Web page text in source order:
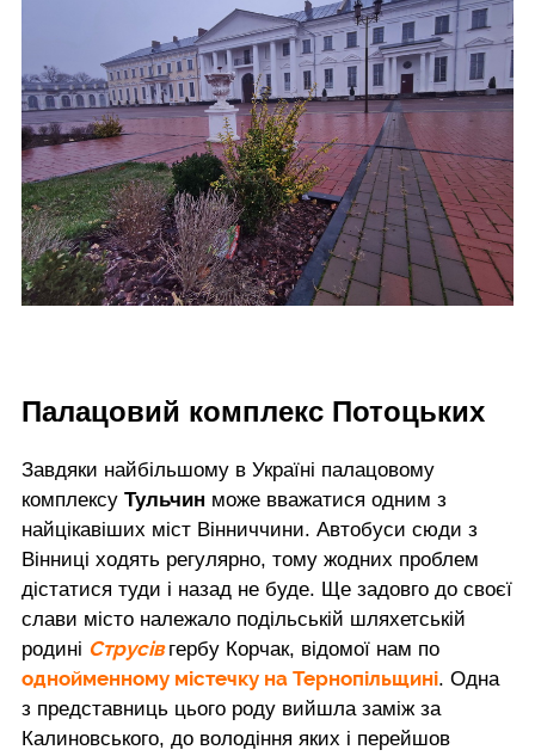
Палацовий комплекс Потоцьких
Завдяки найбільшому в Україні палацовому
комплексу Тульчин може вважатися одним з
найцікавіших міст Вінниччини. Автобуси сюди з
Вінниці ходять регулярно, тому жодних проблем
дістатися туди і назад не буде. Ще задовго до своєї
слави місто належало подільській шляхетській
родині Струсівгербу Корчак, відомої нам по
однойменному містечку на Тернопільщині. Одна
з представниць цього роду вийшла заміж за
Калиновського, до володіння яких і перейшов